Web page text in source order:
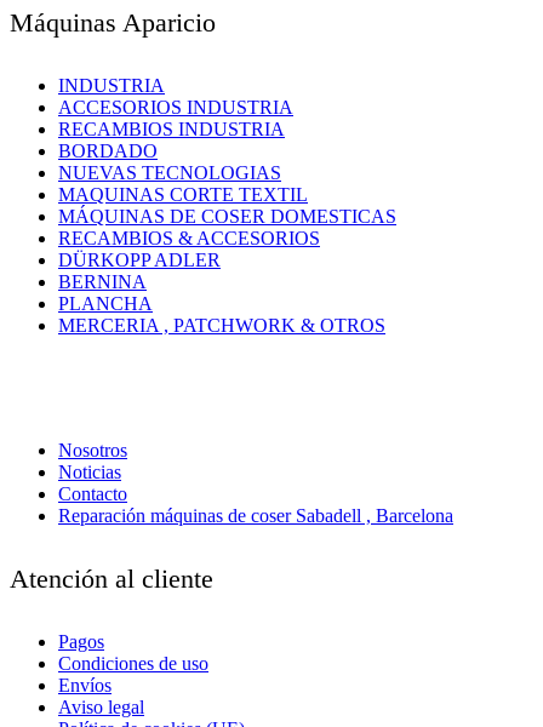
Máquinas Aparicio
INDUSTRIA
ACCESORIOS INDUSTRIA
RECAMBIOS INDUSTRIA
BORDADO
NUEVAS TECNOLOGIAS
MAQUINAS CORTE TEXTIL
MÁQUINAS DE COSER DOMESTICAS
RECAMBIOS & ACCESORIOS
DÜRKOPP ADLER
BERNINA
PLANCHA
MERCERIA , PATCHWORK & OTROS
Nosotros
Noticias
Contacto
Reparación máquinas de coser Sabadell , Barcelona
Atención al cliente
Pagos
Condiciones de uso
Envíos
Aviso legal